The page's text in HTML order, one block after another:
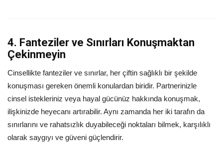
4. Fanteziler ve Sınırları Konuşmaktan
Çekinmeyin
Cinsellikte fanteziler ve sınırlar, her çiftin sağlıklı bir şekilde
konuşması gereken önemli konulardan biridir. Partnerinizle
cinsel istekleriniz veya hayal gücünüz hakkında konuşmak,
ilişkinizde heyecanı artırabilir. Aynı zamanda her iki tarafın da
sınırlarını ve rahatsızlık duyabileceği noktaları bilmek, karşılıklı
olarak saygıyı ve güveni güçlendirir.